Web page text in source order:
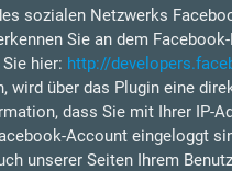
sozialen Netzwerks
Sie an dem
hier: http://
wird über das Plugin eine
dass Sie mit Ihrer IP-
Account eingeloggt
unserer Seiten Ihrem